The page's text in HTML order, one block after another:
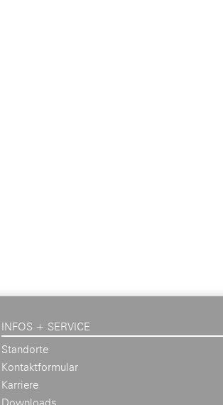
INFOS + SERVICE
Standorte
Kontaktformular
Karriere